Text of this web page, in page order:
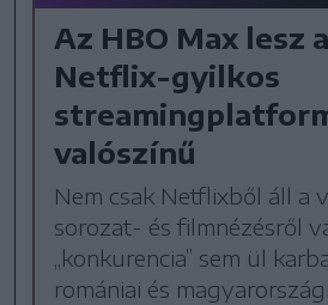
Az HBO Max lesz
Netflix-gyilkos
valószínű
Nem csak Netflixből áll a
sorozat- és filmnézésről
„konkurencia” sem ül
romániai és